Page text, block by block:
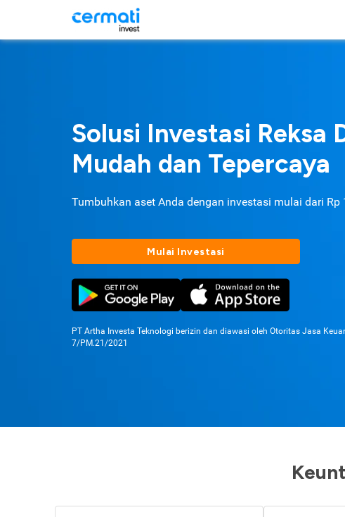
Solusi Investasi Reksa
Mudah dan Tepercaya
Tumbuhkan aset Anda dengan investasi mulai dari Rp
Mulai Investasi
PT Artha Investa Teknologi berizin dan diawasi oleh Otoritas Jasa
7/PM.21/2021